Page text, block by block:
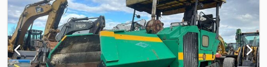
GRAĐEVINSKIH MAŠINA CATERPILLAR, FIAT HITACHI, KOMATSU